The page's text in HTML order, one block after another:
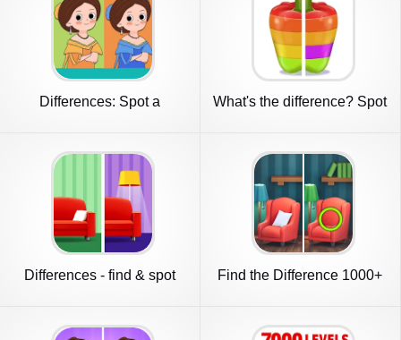
Differences: Spot a
What's the difference? Spot
Differences - find & spot
Find the Difference 1000+